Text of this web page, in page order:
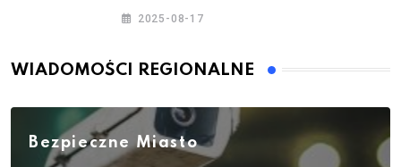
– jesień 2025
2025-08-17
WIADOMOŚCI REGIONALNE
Bezpieczne Miasto